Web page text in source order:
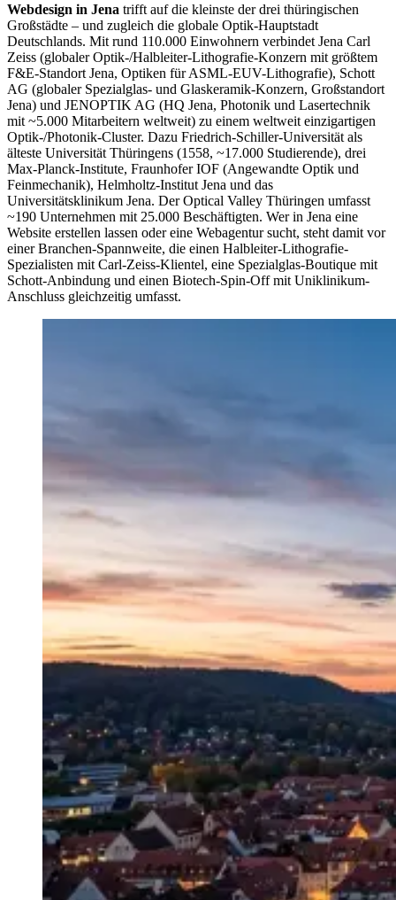
Webdesign in Jena trifft auf die kleinste der drei thüringischen
Großstädte – und zugleich die globale Optik-Hauptstadt
Deutschlands. Mit rund 110.000 Einwohnern verbindet Jena Carl
Zeiss (globaler Optik-/Halbleiter-Lithografie-Konzern mit größtem
F&E-Standort Jena, Optiken für ASML-EUV-Lithografie), Schott
AG (globaler Spezialglas- und Glaskeramik-Konzern, Großstandort
Jena) und JENOPTIK AG (HQ Jena, Photonik und Lasertechnik
mit ~5.000 Mitarbeitern weltweit) zu einem weltweit einzigartigen
Optik-/Photonik-Cluster. Dazu Friedrich-Schiller-Universität als
älteste Universität Thüringens (1558, ~17.000 Studierende), drei
Max-Planck-Institute, Fraunhofer IOF (Angewandte Optik und
Feinmechanik), Helmholtz-Institut Jena und das
Universitätsklinikum Jena. Der Optical Valley Thüringen umfasst
~190 Unternehmen mit 25.000 Beschäftigten. Wer in Jena eine
Website erstellen lassen oder eine Webagentur sucht, steht damit vor
einer Branchen-Spannweite, die einen Halbleiter-Lithografie-
Spezialisten mit Carl-Zeiss-Klientel, eine Spezialglas-Boutique mit
Schott-Anbindung und einen Biotech-Spin-Off mit Uniklinikum-
Anschluss gleichzeitig umfasst.